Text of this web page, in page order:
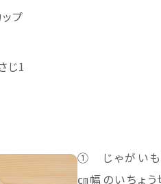
プ
じ1
① じゃがいも
㎝幅のいちょ